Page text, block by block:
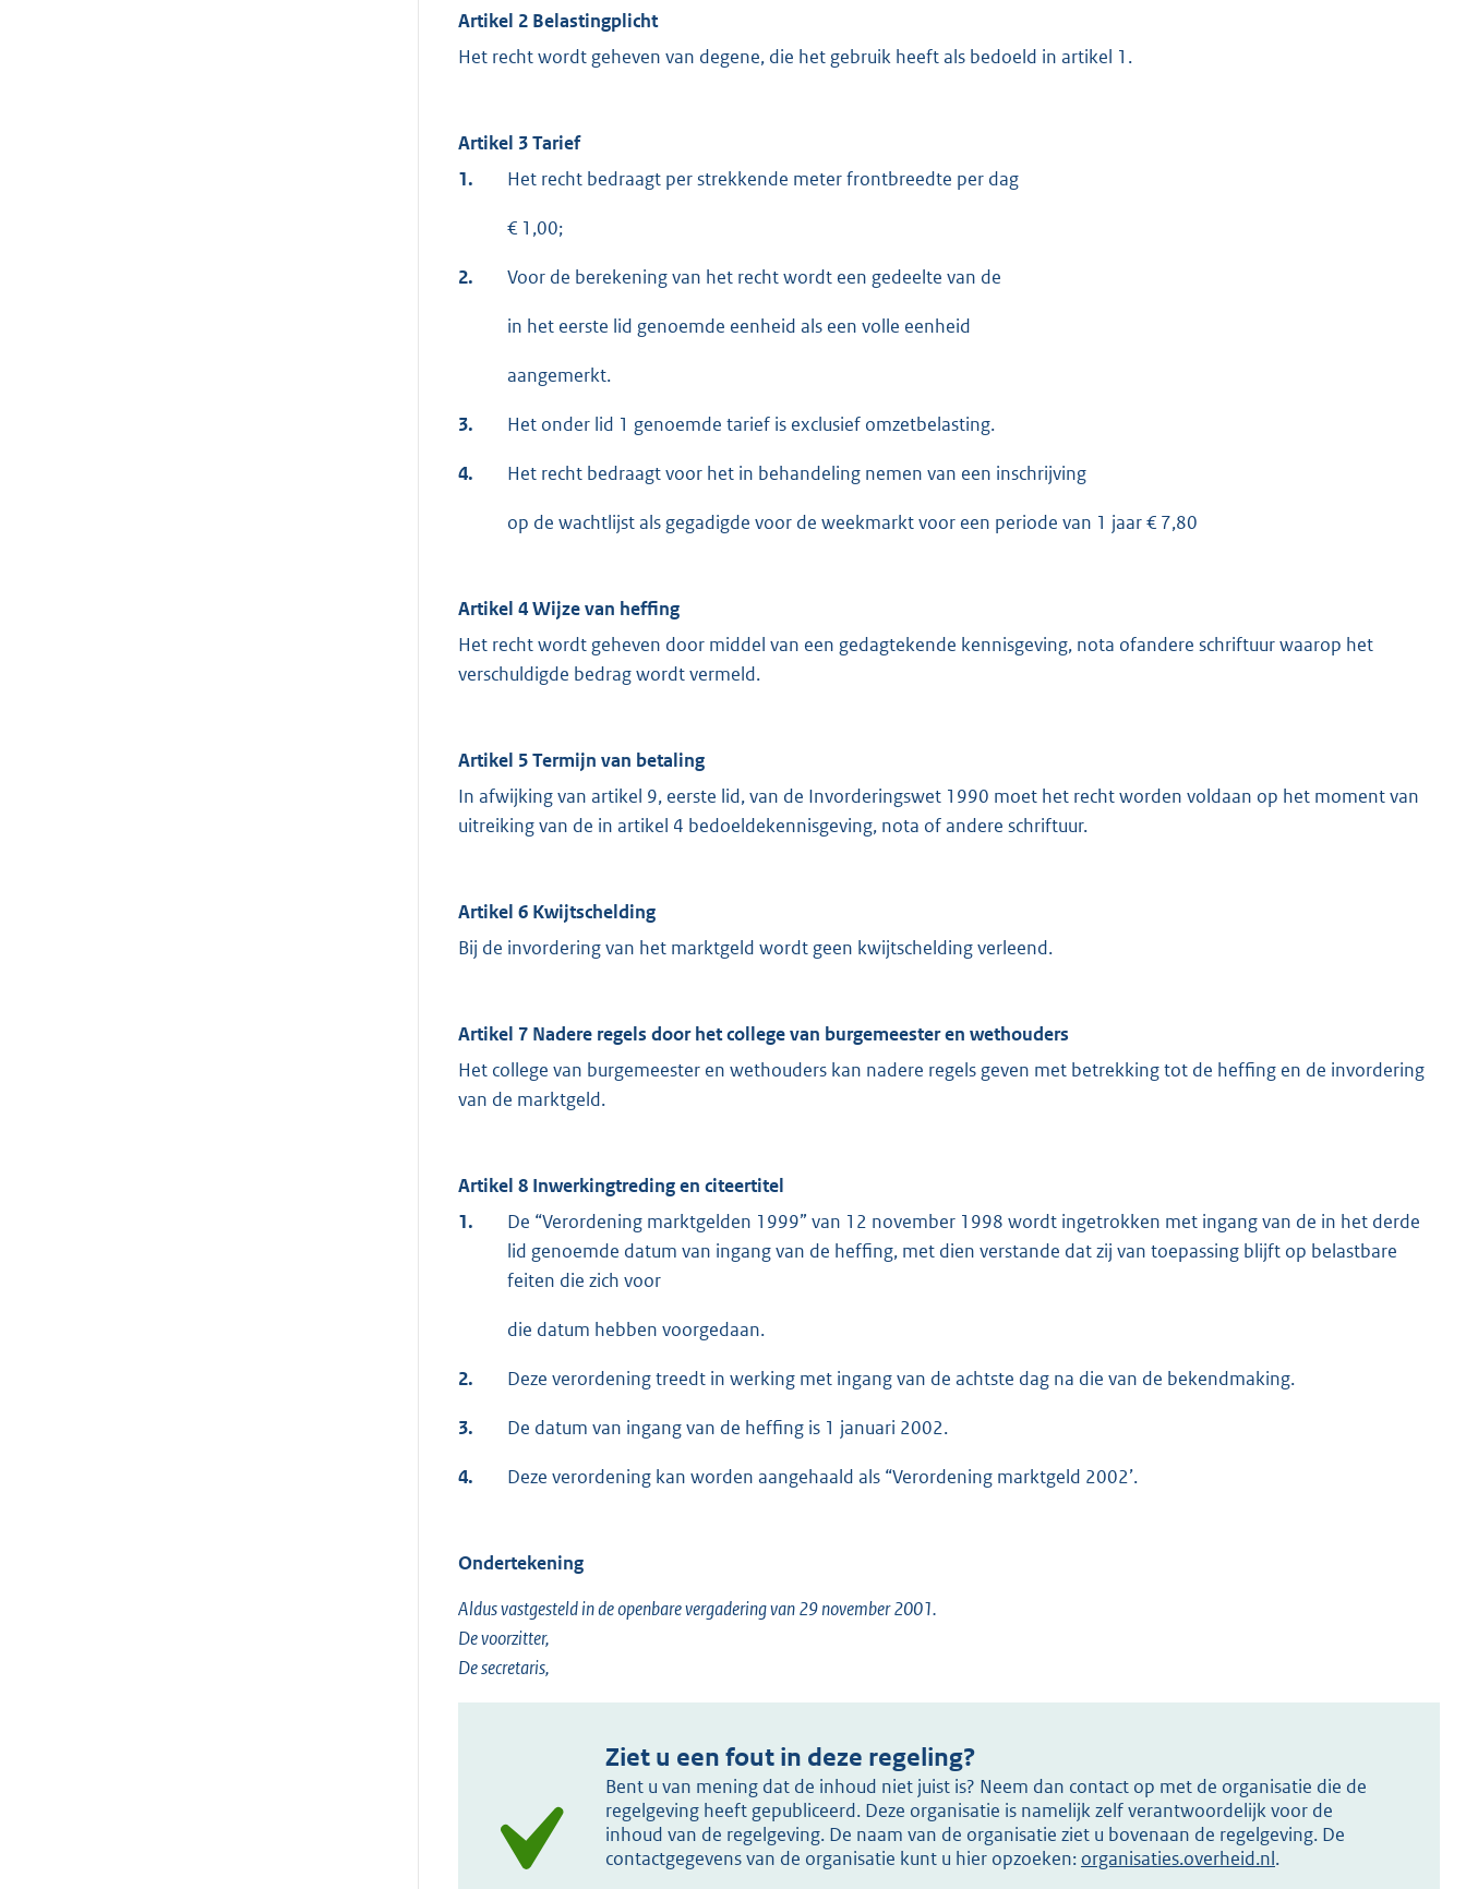
Artikel 2 Belastingplicht
Het recht wordt geheven van degene, die het gebruik heeft als bedoeld in artikel 1.
Artikel 3 Tarief
1.
Het recht bedraagt per strekkende meter frontbreedte per dag
€ 1,00;
2. Voor de berekening van het recht wordt een gedeelte van de
in het eerste lid genoemde eenheid als een volle eenheid
aangemerkt.
3. Het onder lid 1 genoemde tarief is exclusief omzetbelasting.
4. Het recht bedraagt voor het in behandeling nemen van een inschrijving
op de wachtlijst als gegadigde voor de weekmarkt voor een periode van 1 jaar € 7,80
Artikel 4 Wijze van heffing
Het recht wordt geheven door middel van een gedagtekende kennisgeving, nota ofandere schriftuur waarop het
verschuldigde bedrag wordt vermeld.
Artikel 5 Termijn van betaling
In afwijking van artikel 9, eerste lid, van de Invorderingswet 1990 moet het recht worden voldaan op het moment van
uitreiking van de in artikel 4 bedoeldekennisgeving, nota of andere schriftuur.
Artikel 6 Kwijtschelding
Bij de invordering van het marktgeld wordt geen kwijtschelding verleend.
Artikel 7 Nadere regels door het college van burgemeester en wethouders
Het college van burgemeester en wethouders kan nadere regels geven met betrekking tot de heffing en de invordering
van de marktgeld.
Artikel 8 Inwerkingtreding en citeertitel
1.
De “Verordening marktgelden 1999” van 12 november 1998 wordt ingetrokken met ingang van de in het derde
lid genoemde datum van ingang van de heffing, met dien verstande dat zij van toepassing blijft op belastbare
feiten die zich voor
die datum hebben voorgedaan.
2. Deze verordening treedt in werking met ingang van de achtste dag na die van de bekendmaking.
3. De datum van ingang van de heffing is 1 januari 2002.
4. Deze verordening kan worden aangehaald als “Verordening marktgeld 2002’.
Ondertekening
Aldus vastgesteld in de openbare vergadering van 29 november 2001.
De voorzitter,
De secretaris,
Ziet u een fout in deze regeling?
Bent u van mening dat de inhoud niet juist is? Neem dan contact op met de organisatie die de
regelgeving heeft gepubliceerd. Deze organisatie is namelijk zelf verantwoordelijk voor de
inhoud van de regelgeving. De naam van de organisatie ziet u bovenaan de regelgeving. De
contactgegevens van de organisatie kunt u hier opzoeken: organisaties.overheid.nl.